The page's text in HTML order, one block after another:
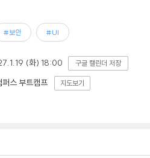
#보안 #UI
(화) 18:00 구글 캘린더 저장
스 부트캠프 지도보기